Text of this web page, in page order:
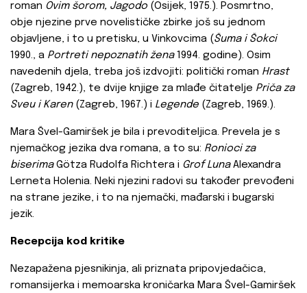
roman Ovim šorom, Jagodo (Osijek, 1975.). Posmrtno,
obje njezine prve novelističke zbirke još su jednom
objavljene, i to u pretisku, u Vinkovcima (Šuma i Šokci
1990., a Portreti nepoznatih žena1994. godine). Osim
navedenih djela, treba još izdvojiti: politički roman Hrast
(Zagreb, 1942.), te dvije knjige za mlađe čitatelje Priča za
Sveu i Karen(Zagreb, 1967.) i Legende (Zagreb, 1969.).
Mara Švel-Gamiršek je bila i prevoditeljica. Prevela je s
njemačkog jezika dva romana, a to su: Ronioci za
biserimaGötza Rudolfa Richtera i Grof LunaAlexandra
Lerneta Holenia. Neki njezini radovi su također prevođeni
na strane jezike, i to na njemački, mađarski i bugarski
jezik.
Recepcija kod kritike
Nezapažena pjesnikinja, ali priznata pripovjedačica,
romansijerka i memoarska kroničarka Mara Švel-Gamiršek